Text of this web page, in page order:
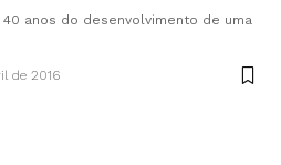
anos do desenvolvimento de uma
de 2016